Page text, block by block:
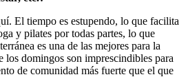
El tiempo es estupendo, lo que facilita
y pilates por todas partes, lo que
es una de las mejores para la
los domingos son imprescindibles para
de comunidad más fuerte que el que